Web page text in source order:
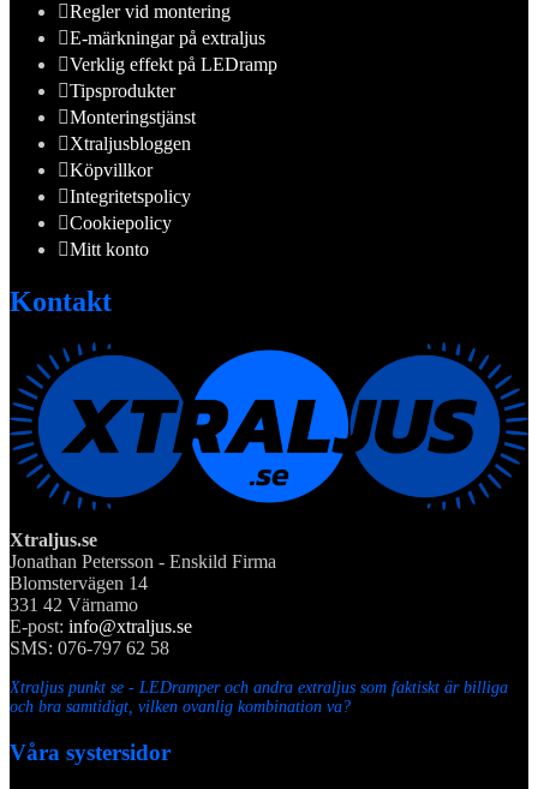
Regler vid montering
E-märkningar på extraljus
Verklig effekt på LEDramp
Tipsprodukter
Monteringstjänst
Xtraljusbloggen
Köpvillkor
Integritetspolicy
Cookiepolicy
Mitt konto
Kontakt
Xtraljus.se
Jonathan Petersson - Enskild Firma
Blomstervägen 14
331 42 Värnamo
E-post: info@xtraljus.se
SMS: 076-797 62 58
Xtraljus punkt se - LEDramper och andra extraljus som faktiskt är billiga
och bra samtidigt, vilken ovanlig kombination va?
Våra systersidor